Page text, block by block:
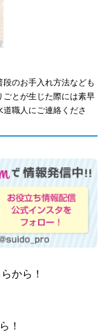
のお手入れ方法なども
ごとが生じた際には素早
職人にご連絡くださ
から！
！